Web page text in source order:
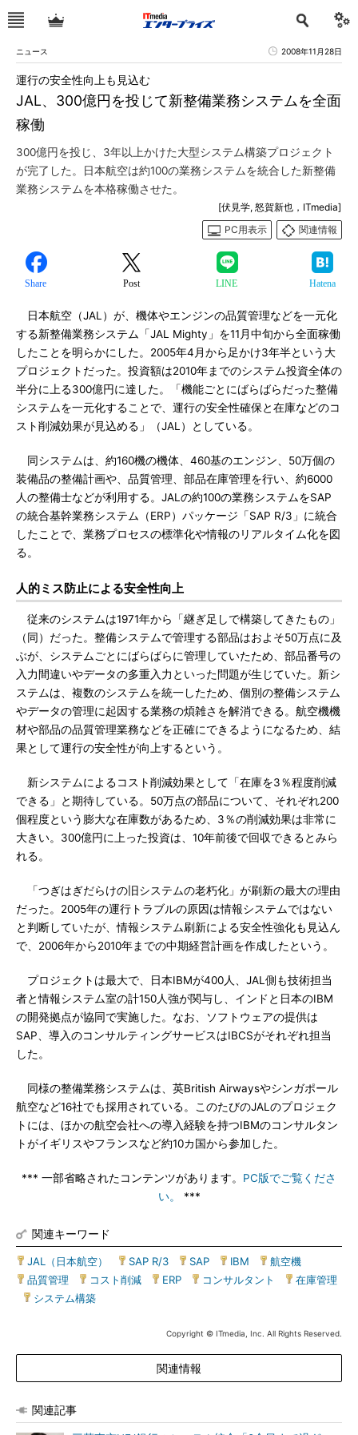
ニュース 2008年11月28日
JAL、300億円を投じて新整備業務システムを全面
稼働
運行の安全性向上も見込む
300億円を投じ、3年以上かけた大型システム構築プロジェクト
が完了した。日本航空は約100の業務システムを統合した新整備
業務システムを本格稼働させた。
[伏見学, 怒賀新也，ITmedia]
PC用表示
関連情報
Share Post LINE Hatena
日本航空（JAL）が、機体やエンジンの品質管理などを一元化
する新整備業務システム「JAL Mighty」を11月中旬から全面稼働
したことを明らかにした。2005年4月から足かけ3年半という大
プロジェクトだった。投資額は2010年までのシステム投資全体の
半分に上る300億円に達した。「機能ごとにばらばらだった整備
システムを一元化することで、運行の安全性確保と在庫などのコ
スト削減効果が見込める」（JAL）としている。
同システムは、約160機の機体、460基のエンジン、50万個の
装備品の整備計画や、品質管理、部品在庫管理を行い、約6000
人の整備士などが利用する。JALの約100の業務システムをSAP
の統合基幹業務システム（ERP）パッケージ「SAP R/3」に統合
したことで、業務プロセスの標準化や情報のリアルタイム化を図
る。
人的ミス防止による安全性向上
従来のシステムは1971年から「継ぎ足しで構築してきたもの」
（同）だった。整備システムで管理する部品はおよそ50万点に及
ぶが、システムごとにばらばらに管理していたため、部品番号の
入力間違いやデータの多重入力といった問題が生じていた。新シ
ステムは、複数のシステムを統一したため、個別の整備システム
やデータの管理に起因する業務の煩雑さを解消できる。航空機機
材や部品の品質管理業務などを正確にできるようになるため、結
果として運行の安全性が向上するという。
新システムによるコスト削減効果として「在庫を3％程度削減
できる」と期待している。50万点の部品について、それぞれ200
個程度という膨大な在庫数があるため、3％の削減効果は非常に
大きい。300億円に上った投資は、10年前後で回収できるとみら
れる。
「つぎはぎだらけの旧システムの老朽化」が刷新の最大の理由
だった。2005年の運行トラブルの原因は情報システムではない
と判断していたが、情報システム刷新による安全性強化も見込ん
で、2006年から2010年までの中期経営計画を作成したという。
プロジェクトは最大で、日本IBMが400人、JAL側も技術担当
者と情報システム室の計150人強が関与し、インドと日本のIBM
の開発拠点が協同で実施した。なお、ソフトウェアの提供は
SAP、導入のコンサルティングサービスはIBCSがそれぞれ担当
した。
同様の整備業務システムは、英British Airwaysやシンガポール
航空など16社でも採用されている。このたびのJALのプロジェク
トには、ほかの航空会社への導入経験を持つIBMのコンサルタン
トがイギリスやフランスなど約10カ国から参加した。
*** 一部省略されたコンテンツがあります。 PC版でご覧くださ
い。
***
関連キーワード
JAL（日本航空） SAP R/3 SAP IBM 航空機
品質管理
コスト削減 ERP コンサルタント
在庫管理
システム構築
Copyright © ITmedia, Inc. All Rights Reserved.
関連情報
関連記事